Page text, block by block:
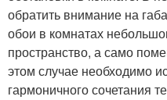
обратить внимание на
обои в комнатах
пространство, а само
этом случае необходимо
гармоничного сочетания